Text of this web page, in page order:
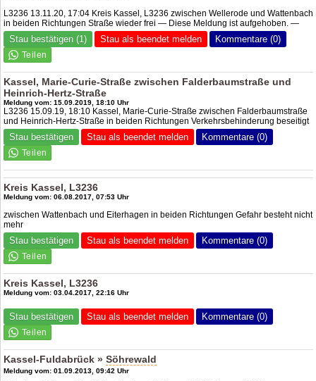
L3236 13.11.20, 17:04 Kreis Kassel, L3236 zwischen Wellerode und Wattenbach
in beiden Richtungen Straße wieder frei — Diese Meldung ist aufgehoben. —
Stau bestätigen (1) Stau als beendet melden Kommentare (0)
Kassel, Marie-Curie-Straße zwischen Falderbaumstraße und
Heinrich-Hertz-Straße
Meldung vom: 15.09.2019, 18:10 Uhr
L3236 15.09.19, 18:10 Kassel, Marie-Curie-Straße zwischen Falderbaumstraße
und Heinrich-Hertz-Straße in beiden Richtungen Verkehrsbehinderung beseitigt
Stau bestätigen Stau als beendet melden Kommentare (0)
Kreis Kassel, L3236
Meldung vom: 06.08.2017, 07:53 Uhr
zwischen Wattenbach und Eiterhagen in beiden Richtungen Gefahr besteht nicht
mehr
Stau bestätigen Stau als beendet melden Kommentare (0)
Kreis Kassel, L3236
Meldung vom: 03.04.2017, 22:16 Uhr
Stau bestätigen Stau als beendet melden Kommentare (0)
Kassel-Fuldabrück »Söhrewald
Meldung vom: 01.09.2013, 09:42 Uhr